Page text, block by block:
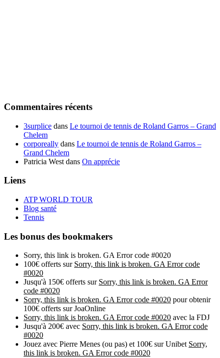
Commentaires récents
3surplice dans Le tournoi de tennis de Roland Garros – Grand
Chelem
corporeally dans Le tournoi de tennis de Roland Garros –
Grand Chelem
Patricia West dans On apprécie
Liens
ATP WORLD TOUR
Blog santé
Tennis
Les bonus des bookmakers
Sorry, this link is broken. GA Error code #0020
100€ offerts sur Sorry, this link is broken. GA Error code
#0020
Jusqu'à 150€ offerts sur Sorry, this link is broken. GA Error
code #0020
Sorry, this link is broken. GA Error code #0020 pour obtenir
100€ offerts sur JoaOnline
Sorry, this link is broken. GA Error code #0020 avec la FDJ
Jusqu'à 200€ avec Sorry, this link is broken. GA Error code
#0020
Jouez avec Pierre Menes (ou pas) et 100€ sur Unibet Sorry,
this link is broken. GA Error code #0020